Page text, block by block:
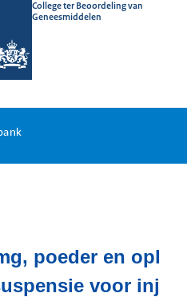
College ter Beoordeling van
Geneesmiddelen
poeder en opl
voor inj